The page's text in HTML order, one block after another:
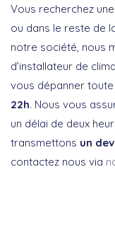
Vous recherchez
ou dans le reste de
notre société, nous
d’installateur de
vous dépanner
22h. Nous vous
un délai de deux
transmettons un
contactez nous via